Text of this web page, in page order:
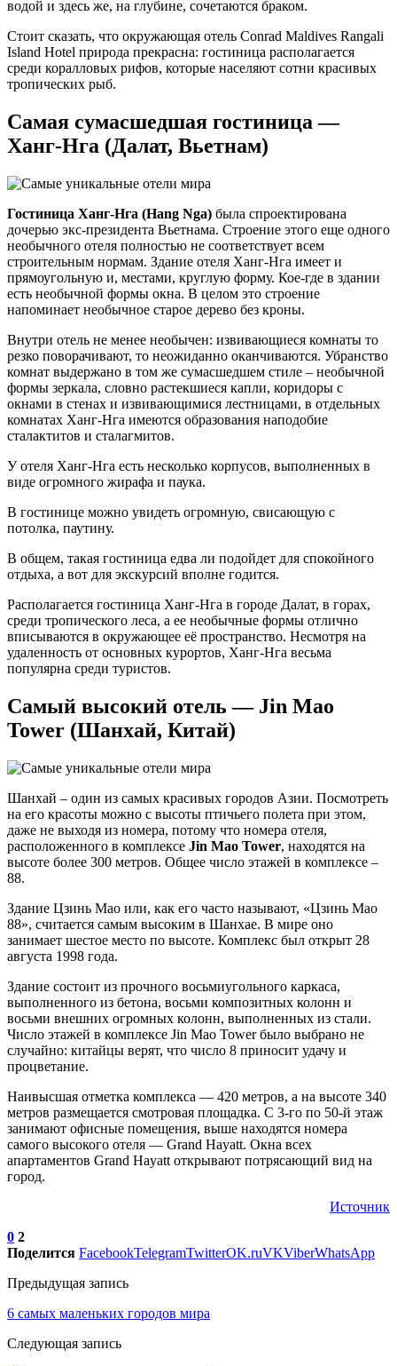
водой и здесь же, на глубине, сочетаются браком.
Стоит сказать, что окружающая отель Conrad Maldives Rangali
Island Hotel природа прекрасна: гостиница располагается
среди коралловых рифов, которые населяют сотни красивых
тропических рыб.
Самая сумасшедшая гостиница —
Ханг-Нга (Далат, Вьетнам)
Гостиница Ханг-Нга (Hang Nga) была спроектирована
дочерью экс-президента Вьетнама. Строение этого еще одного
необычного отеля полностью не соответствует всем
строительным нормам. Здание отеля Ханг-Нга имеет и
прямоугольную и, местами, круглую форму. Кое-где в здании
есть необычной формы окна. В целом это строение
напоминает необычное старое дерево без кроны.
Внутри отель не менее необычен: извивающиеся комнаты то
резко поворачивают, то неожиданно оканчиваются. Убранство
комнат выдержано в том же сумасшедшем стиле – необычной
формы зеркала, словно растекшиеся капли, коридоры с
окнами в стенах и извивающимися лестницами, в отдельных
комнатах Ханг-Нга имеются образования наподобие
сталактитов и сталагмитов.
У отеля Ханг-Нга есть несколько корпусов, выполненных в
виде огромного жирафа и паука.
В гостинице можно увидеть огромную, свисающую с
потолка, паутину.
В общем, такая гостиница едва ли подойдет для спокойного
отдыха, а вот для экскурсий вполне годится.
Располагается гостиница Ханг-Нга в городе Далат, в горах,
среди тропического леса, а ее необычные формы отлично
вписываются в окружающее её пространство. Несмотря на
удаленность от основных курортов, Ханг-Нга весьма
популярна среди туристов.
Самый высокий отель — Jin Mao
Tower (Шанхай, Китай)
Шанхай – один из самых красивых городов Азии. Посмотреть
на его красоты можно с высоты птичьего полета при этом,
даже не выходя из номера, потому что номера отеля,
расположенного в комплексе Jin Mao Tower, находятся на
высоте более 300 метров. Общее число этажей в комплексе –
88.
Здание Цзинь Мао или, как его часто называют, «Цзинь Мао
88», считается самым высоким в Шанхае. В мире оно
занимает шестое место по высоте. Комплекс был открыт 28
августа 1998 года.
Здание состоит из прочного восьмиугольного каркаса,
выполненного из бетона, восьми композитных колонн и
восьми внешних огромных колонн, выполненных из стали.
Число этажей в комплексе Jin Mao Tower было выбрано не
случайно: китайцы верят, что число 8 приносит удачу и
процветание.
Наивысшая отметка комплекса — 420 метров, а на высоте 340
метров размещается смотровая площадка. С 3-го по 50-й этаж
занимают офисные помещения, выше находятся номера
самого высокого отеля — Grand Hayatt. Окна всех
апартаментов Grand Hayatt открывают потрясающий вид на
город.
Источник
0 2
Поделится FacebookTelegramTwitterOK.ruVKViberWhatsApp
Предыдущая запись
6 самых маленьких городов мира
Следующая запись